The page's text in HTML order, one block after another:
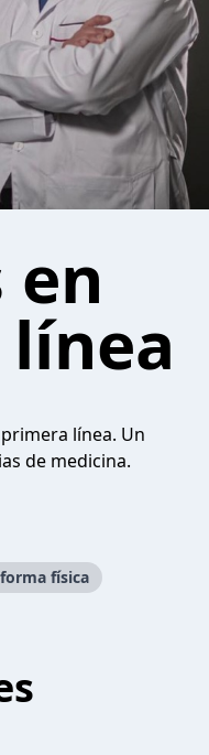
en
línea. Un
de medicina.
física